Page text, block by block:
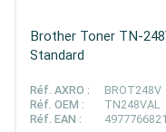
Brother Toner TN-
Standard
Réf. AXRO :
BROT248V
Réf. OEM :
TN248VAL
Réf. EAN :